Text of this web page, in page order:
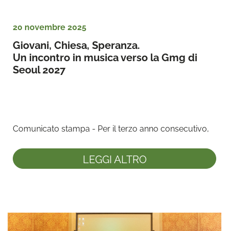
20 novembre 2025
Giovani, Chiesa, Speranza.
Un incontro in musica verso la Gmg di
Seoul 2027
Comunicato stampa - Per il terzo anno consecutivo,
LEGGI ALTRO